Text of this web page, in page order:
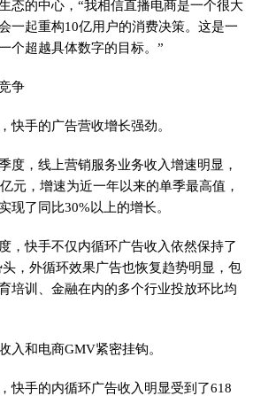
态的中心，“我相信直播电商是一个很大
一起重构10亿用户的消费决策。这是一
个超越具体数字的目标。”
争
快手的广告营收增长强劲。
度，线上营销服务业务收入增速明显，
元，增速为近一年以来的单季最高值，
现了同比30%以上的增长。
，快手不仅内循环广告收入依然保持了
，外循环效果广告也恢复趋势明显，包
培训、金融在内的多个行业投放环比均
入和电商GMV紧密挂钩。
快手的内循环广告收入明显受到了618